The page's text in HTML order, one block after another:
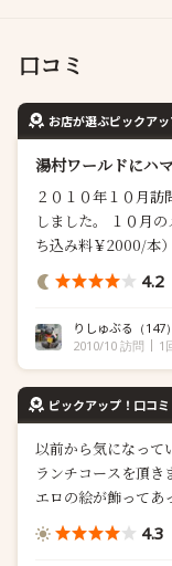
口コミ
お店が選ぶピックア
湯村ワールドにハ
２０１０年１０月訪問 再訪です。 今回は夜、貸切ワイン会で
しました。 １０月のメニュを中心に紹介したいと思います。 （持
ち込み料￥2000/本） 【メニュ】 ◆バーニャ・カウダ 赤おくら、
ヤングコーン、紫大
し」なる初対面の食材
全て三重県産の有機
本来の...
4.2
りしゅぶる （147）
2010/10 訪問
1
ピックアップ！口コミ
以前から気になって
ランチコースを頂き
エロの絵が飾ってあ
す。テーブルの飾り
ボ)が到着。箱を自
4.3